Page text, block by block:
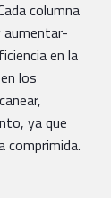
columna
aumentar-
en la
los
ya que
comprimida.